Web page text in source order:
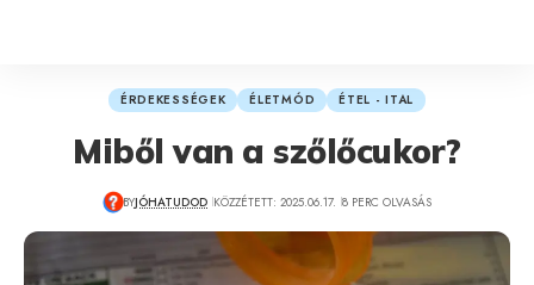
ÉRDEKESSÉGEK ÉLETMÓD ÉTEL - ITAL
Miből van a szőlőcukor?
BYJÓHATUDOD KÖZZÉTETT: 2025.06.17. 8 PERC OLVASÁS